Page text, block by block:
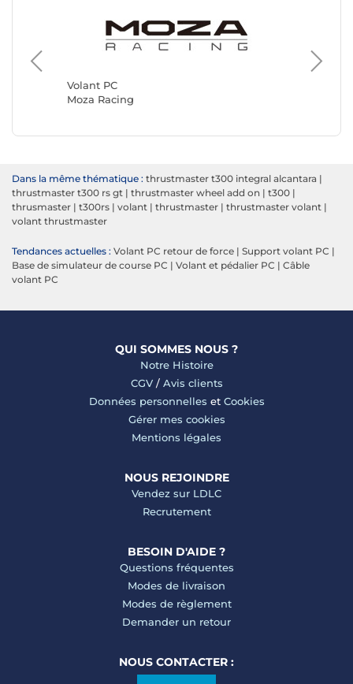
Volant PC
Moza Racing
Volant
Simagic
Dans la même thématique : thrustmaster t300 integral alcantara |
thrustmaster t300 rs gt | thrustmaster wheel add on | t300 |
thrusmaster | t300rs | volant | thrustmaster | thrustmaster volant |
volant thrustmaster
Tendances actuelles : Volant PC retour de force | Support volant PC |
Base de simulateur de course PC | Volant et pédalier PC | Câble
volant PC
QUI SOMMES NOUS ?
Notre Histoire
CGV/ Avis clients
Données personnelles et Cookies
Gérer mes cookies
Mentions légales
NOUS REJOINDRE
Vendez sur LDLC
Recrutement
BESOIN D'AIDE ?
Questions fréquentes
Modes de livraison
Modes de règlement
Demander un retour
NOUS CONTACTER :